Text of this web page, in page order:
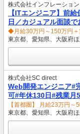
株式会社インフレーション
【ITエンジニア】前
日／カジュアル面談で
◆月給30万円～150万円＋
東京都、愛知県、大阪府
株式会社SC direct
Web開発エンジニア#
可#年休130日#残業月
【首都圏】 月給23万円～
東京都、愛知県、大阪府